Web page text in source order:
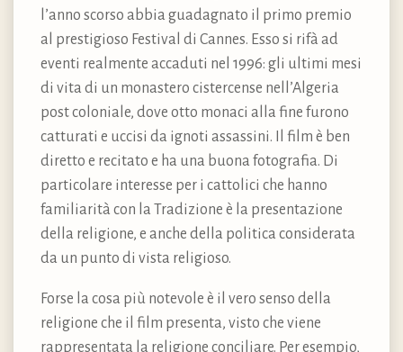
l’anno scorso abbia guadagnato il primo premio
al prestigioso Festival di Cannes. Esso si rifà ad
eventi realmente accaduti nel 1996: gli ultimi mesi
di vita di un monastero cistercense nell’Algeria
post coloniale, dove otto monaci alla fine furono
catturati e uccisi da ignoti assassini. Il film è ben
diretto e recitato e ha una buona fotografia. Di
particolare interesse per i cattolici che hanno
familiarità con la Tradizione è la presentazione
della religione, e anche della politica considerata
da un punto di vista religioso.
Forse la cosa più notevole è il vero senso della
religione che il film presenta, visto che viene
rappresentata la religione conciliare. Per esempio,